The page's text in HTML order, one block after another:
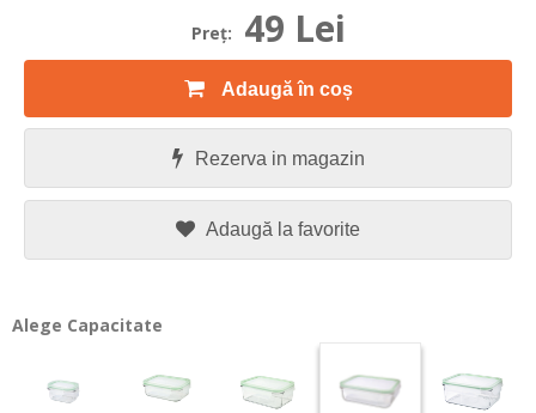
Preţ: 49 Lei
Adaugă în coș
Rezerva in magazin
Adaugă la favorite
Alege Capacitate